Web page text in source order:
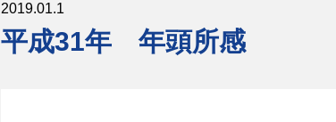
2019.01.1
平成31年 年頭所感